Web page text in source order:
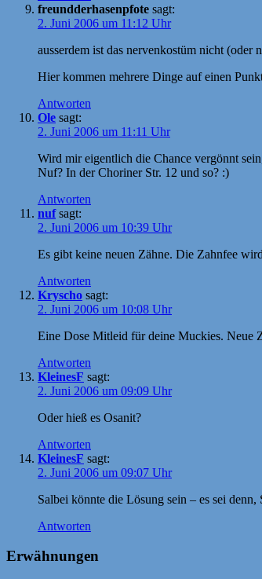
freundderhasenpfote sagt:
2. Juni 2006 um 11:12 Uhr
ausserdem ist das nervenkostüm nicht (oder
Hier kommen mehrere Dinge auf einen
Antworten
Ole sagt:
2. Juni 2006 um 11:11 Uhr
Wird mir eigentlich die Chance vergönnt
Nuf? In der Choriner Str. 12 und so? :)
Antworten
nuf sagt:
2. Juni 2006 um 10:39 Uhr
Es gibt keine neuen Zähne. Die Zahnfee
Antworten
Kryscho sagt:
2. Juni 2006 um 10:08 Uhr
Eine Dose Mitleid für deine Muckies. Neue
Antworten
KleinesF sagt:
2. Juni 2006 um 09:09 Uhr
Oder hieß es Osanit?
Antworten
KleinesF sagt:
2. Juni 2006 um 09:07 Uhr
Salbei könnte die Lösung sein – es sei
Antworten
Erwähnungen